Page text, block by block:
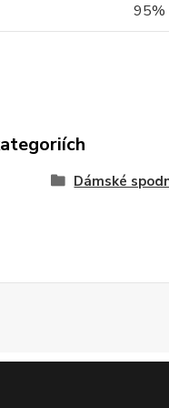
95%
Dámské